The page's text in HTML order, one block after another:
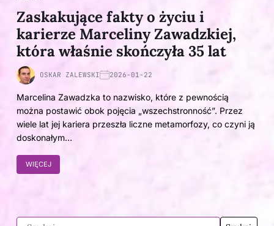
Zaskakujące fakty o życiu i
karierze Marceliny Zawadzkiej,
która właśnie skończyła 35 lat
OSKAR ZALEWSKI 2026-01-22
Marcelina Zawadzka to nazwisko, które z pewnością
można postawić obok pojęcia „wszechstronność”. Przez
wiele lat jej kariera przeszła liczne metamorfozy, co czyni ją
doskonałym…
WIĘCEJ